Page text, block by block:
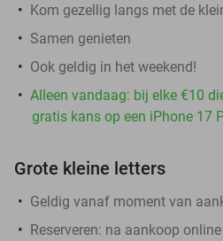
Kom gezellig langs met de
Samen genieten
Ook geldig in het weekend!
Alleen vandaag: bij elke €10
gratis kans op een iPhone 17
Grote kleine letters
Geldig vanaf moment van
Reserveren: na aankoop